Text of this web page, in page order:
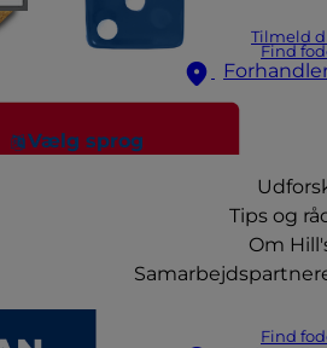
Tilmeld
Find
Vælg sprog
Tips og
Om
Find